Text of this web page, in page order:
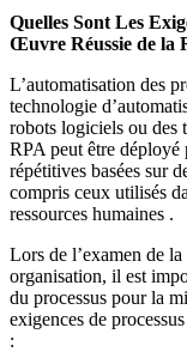
Quelles Sont Les
Œuvre Réussie de la
L’automatisation des
technologie
robots logiciels ou des
RPA peut être déployé
répétitives basées sur
compris ceux utilisés
ressources humaines .
Lors de l’examen de
organisation, il est
du processus pour la
exigences de
: